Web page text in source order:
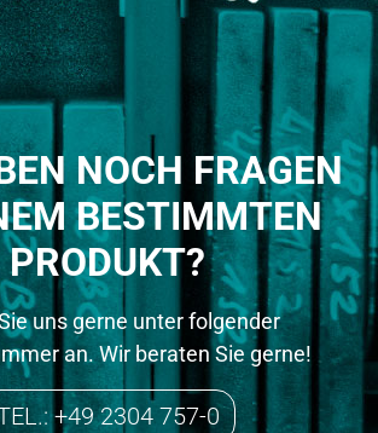
NOCH FRAGEN
BESTIMMTEN
PRODUKT?
uns gerne unter folgender
an. Wir beraten Sie gerne!
+49 2304 757-0